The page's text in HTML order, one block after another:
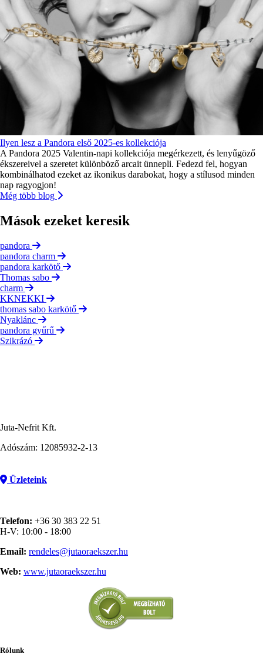
Ilyen lesz a Pandora első 2025-es kollekciója
A Pandora 2025 Valentin-napi kollekciója megérkezett, és lenyűgöző
ékszereivel a szeretet különböző arcait ünnepli. Fedezd fel, hogyan
kombinálhatod ezeket az ikonikus darabokat, hogy a stílusod minden
nap ragyogjon!
Még több blog
Mások ezeket keresik
pandora
pandora charm
pandora karkötő
Thomas sabo
charm
KKNEKKI
thomas sabo karkötő
Nyaklánc
pandora gyűrű
Szikrázó
Juta-Nefrit Kft.
Adószám: 12085932-2-13
Üzleteink
Telefon: +36 30 383 22 51
H-V: 10:00 - 18:00
Email: rendeles@jutaoraekszer.hu
Web: www.jutaoraekszer.hu
Rólunk